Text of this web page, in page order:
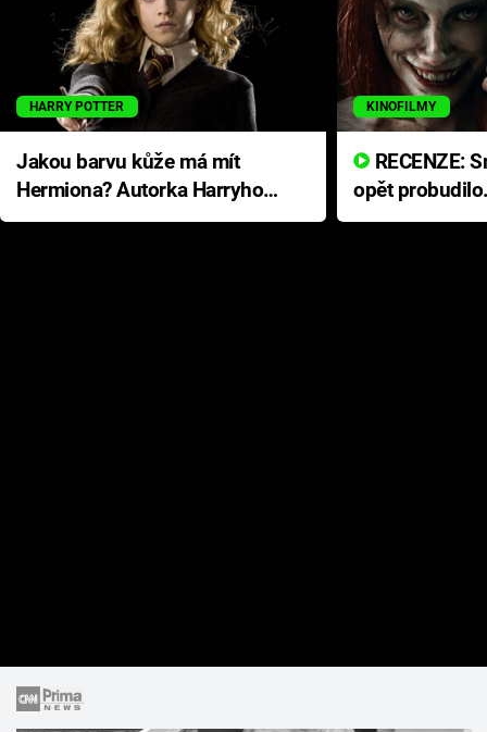
HARRY POTTER
Jakou barvu kůže má mít
Hermiona? Autorka Harryho
Pottera přišla s ráznou
KINOFILMY
opět
přichází s